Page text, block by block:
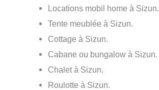
Locations mobil home à Sizun.
Tente meublée à Sizun.
Cottage à Sizun.
Cabane ou bungalow à Sizun.
Chalet à Sizun.
Roulotte à Sizun.